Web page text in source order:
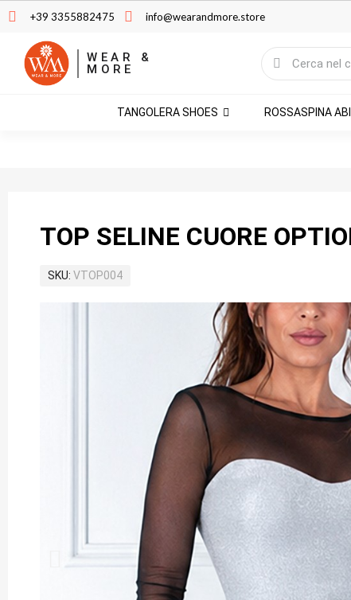
+39 3355882475 info@wearandmore.store
WEAR &
MORE
TANGOLERA SHOES ROSSASPINA
TOP SELINE CUORE
SKU VTOP004